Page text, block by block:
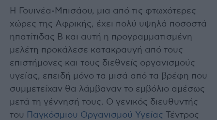
Η Γουινέα-Μπισάου, μια από τις φτωχότερες
χώρες της Αφρικής, έχει πολύ υψηλά ποσοστά
ηπατίτιδας Β και αυτή η προγραμματισμένη
μελέτη προκάλεσε κατακραυγή από τους
επιστήμονες και τους διεθνείς οργανισμούς
υγείας, επειδή μόνο τα μισά από τα βρέφη που
συμμετείχαν θα λάμβαναν το εμβόλιο αμέσως
μετά τη γέννησή τους. Ο γενικός διευθυντής
του
Παγκόσμιου Οργανισμού Υγείας Τέντρος